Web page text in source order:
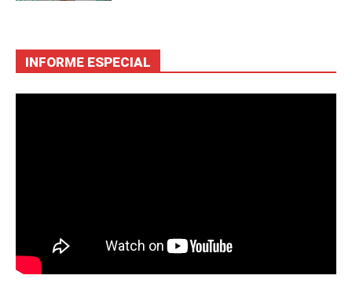
INFORME ESPECIAL